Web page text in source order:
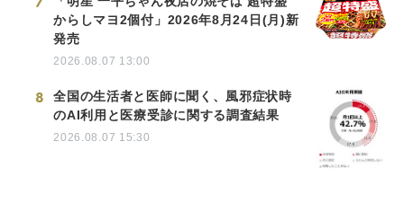
からしマヨ2個付」2026年8月24日(月)新
発売
2026.08.07 13:00
8
全国の生活者と医師に聞く、風邪症状時
のAI利用と医療受診に関する調査結果
2026.08.07 15:30